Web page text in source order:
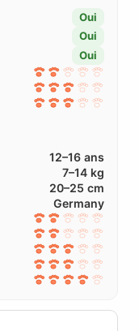
Oui
Oui
Oui
12–16 ans
7–14 kg
20–25 cm
Germany